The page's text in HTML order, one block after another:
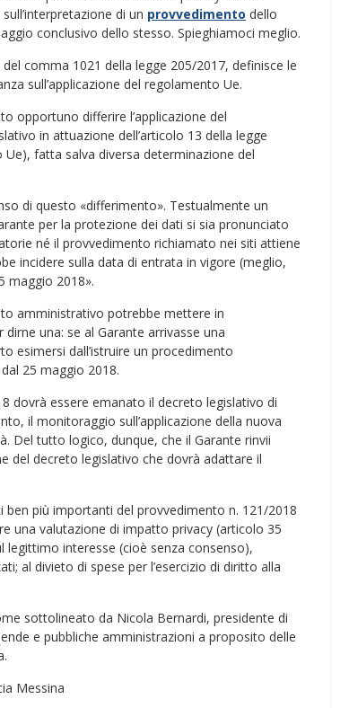
di un provvedimento dello
conclusivo dello stesso. Spieghiamoci meglio.
comma 1021 della legge 205/2017, definisce le
sull’applicazione del regolamento Ue.
opportuno differire l’applicazione del
in attuazione dell’articolo 13 della legge
fatta salva diversa determinazione del
di questo «differimento». Testualmente un
per la protezione dei dati si sia pronunciato
né il provvedimento richiamato nei siti attiene
incidere sulla data di entrata in vigore (meglio,
maggio 2018».
amministrativo potrebbe mettere in
una: se al Garante arrivasse una
esimersi dall’istruire un procedimento
25 maggio 2018.
dovrà essere emanato il decreto legislativo di
il monitoraggio sull’applicazione della nuova
Del tutto logico, dunque, che il Garante rinvii
del decreto legislativo che dovrà adattare il
più importanti del provvedimento n. 121/2018
una valutazione di impatto privacy (articolo 35
interesse (cioè senza consenso),
al divieto di spese per l’esercizio di diritto alla
sottolineato da Nicola Bernardi, presidente di
e pubbliche amministrazioni a proposito delle
Messina